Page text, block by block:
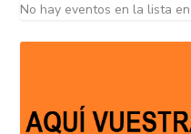
No hay eventos en la lista